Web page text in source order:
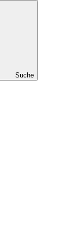
Suche